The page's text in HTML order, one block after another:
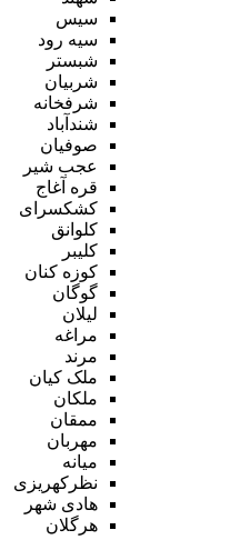
سیس
سیه رود
شبستر
شربیان
شرفخانه
شندآباد
صوفیان
عجب شیر
قره آغاج
کشکسرای
کلوانق
کلیبر
کوزه کنان
گوگان
لیلان
مراغه
مرند
ملک کیان
ملکان
ممقان
مهربان
میانه
نظرکهریزی
هادی شهر
هرگلان